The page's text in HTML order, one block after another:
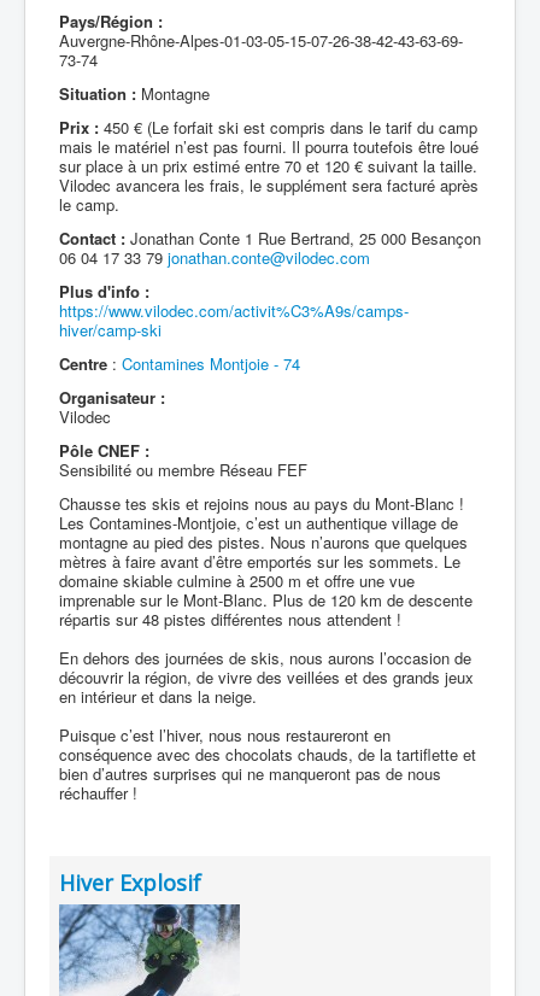
Pays/Région :
Auvergne-Rhône-Alpes-01-03-05-15-07-26-38-42-43-63-69-
73-74
Situation : Montagne
Prix : 450 € (Le forfait ski est compris dans le tarif du camp
mais le matériel n’est pas fourni. Il pourra toutefois être loué
sur place à un prix estimé entre 70 et 120 € suivant la taille.
Vilodec avancera les frais, le supplément sera facturé après
le camp.
Contact : Jonathan Conte 1 Rue Bertrand, 25 000 Besançon
06 04 17 33 79 jonathan.conte@vilodec.com
Plus d'info :
https://www.vilodec.com/activit%C3%A9s/camps-
hiver/camp-ski
Centre : Contamines Montjoie - 74
Organisateur :
Vilodec
Pôle CNEF :
Sensibilité ou membre Réseau FEF
Chausse tes skis et rejoins nous au pays du Mont-Blanc !
Les Contamines-Montjoie, c’est un authentique village de
montagne au pied des pistes. Nous n’aurons que quelques
mètres à faire avant d’être emportés sur les sommets. Le
domaine skiable culmine à 2500 m et offre une vue
imprenable sur le Mont-Blanc. Plus de 120 km de descente
répartis sur 48 pistes différentes nous attendent !
En dehors des journées de skis, nous aurons l’occasion de
découvrir la région, de vivre des veillées et des grands jeux
en intérieur et dans la neige.
Puisque c’est l’hiver, nous nous restaureront en
conséquence avec des chocolats chauds, de la tartiflette et
bien d’autres surprises qui ne manqueront pas de nous
réchauffer !
Hiver Explosif